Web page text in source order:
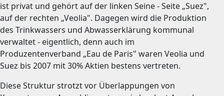
ist privat und gehört auf der linken Seine - Seite „Suez",
auf der rechten „Veolia". Dagegen wird die Produktion
des Trinkwassers und Abwasserklärung kommunal
verwaltet - eigentlich, denn auch im
Produzentenverband „Eau de Paris" waren Veolia und
Suez bis 2007 mit 30% Aktien bestens vertreten.
Diese Struktur strotzt vor Überlappungen von